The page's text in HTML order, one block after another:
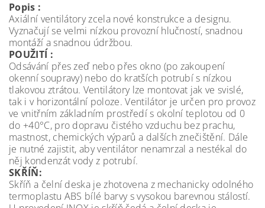
Popis :
Axiální ventilátory zcela nové konstrukce a designu.
Vyznačují se velmi nízkou provozní hlučností, snadnou
montáží a snadnou údržbou.
POUŽITÍ :
Odsávání přes zeď nebo přes okno (po zakoupení
okenní soupravy) nebo do kratších potrubí s nízkou
tlakovou ztrátou. Ventilátory lze montovat jak ve svislé,
tak i v horizontální poloze. Ventilátor je určen pro provoz
ve vnitřním základním prostředí s okolní teplotou od 0
do +40°C, pro dopravu čistého vzduchu bez prachu,
mastnost, chemických výparů a dalších znečištění. Dále
je nutné zajistit, aby ventilátor nenamrzal a nestékal do
něj kondenzát vody z potrubí.
SKŘÍŇ:
Skříň a čelní deska je zhotovena z mechanicky odolného
termoplastu ABS bílé barvy s vysokou barevnou stálostí.